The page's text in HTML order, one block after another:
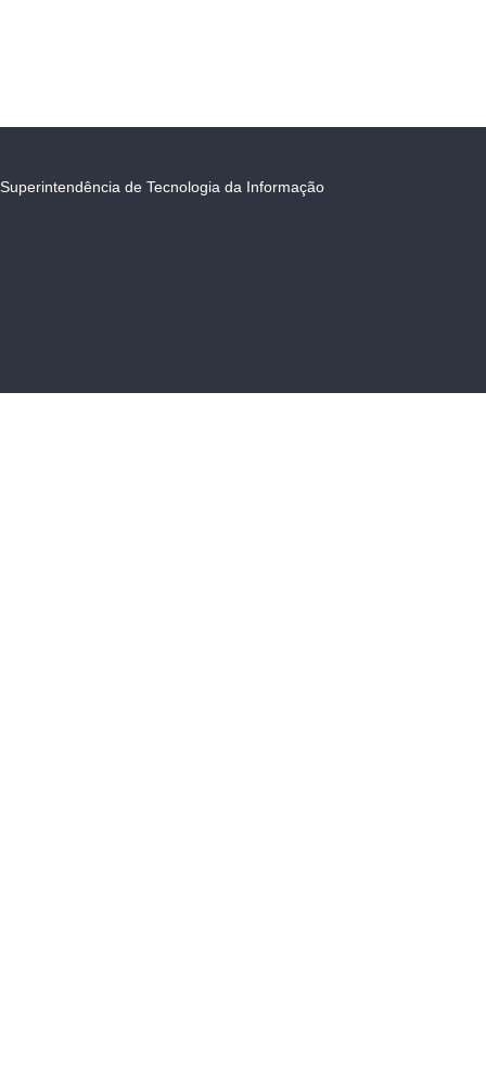
Superintendência de Tecnologia da Informação